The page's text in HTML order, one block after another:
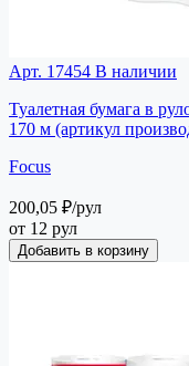
Арт. 17454 В наличии
Туалетная бумага в
170 м (артикул
Focus
200,05 ₽/рул
от 12 рул
Добавить в корзину